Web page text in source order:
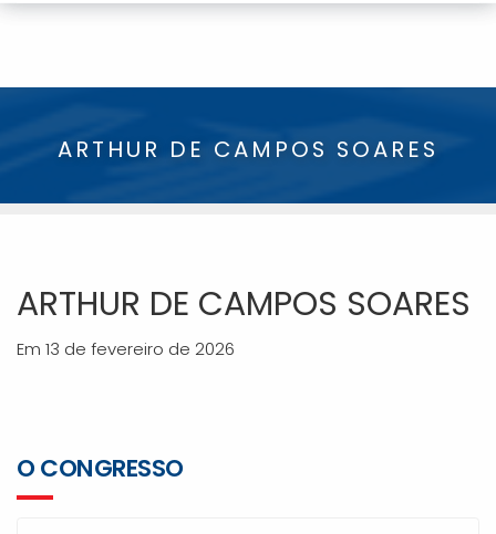
ARTHUR DE CAMPOS SOARES
ARTHUR DE CAMPOS SOARES
Em 13 de fevereiro de 2026
O CONGRESSO